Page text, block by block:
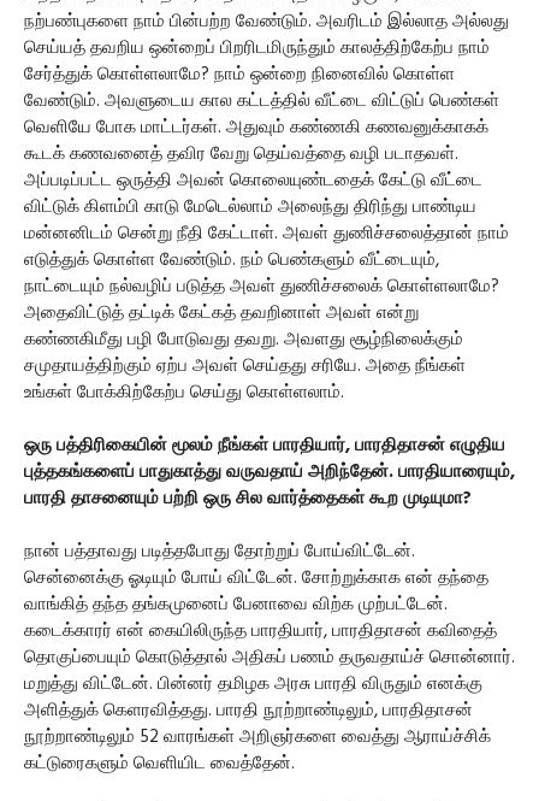
நற்பண்புகளை நாம் பின்பற்ற வேண்டும். அவரிடம் இல்லாத அல்லது
செய்யத் தவறிய ஒன்றைப் பிறரிடமிருந்தும் காலத்திற்கேற்ப நாம்
சேர்த்துக் கொள்ளலாமே? நாம் ஒன்றை நினைவில் கொள்ள
வேண்டும். அவளுடைய கால கட்டத்தில் வீட்டை விட்டுப் பெண்கள்
வெளியே போக மாட்டர்கள். அதுவும் கண்ணகி கணவனுக்காகக்
கூடக் கணவனைத் தவிர வேறு தெய்வத்தை வழி படாதவள்.
அப்படிப்பட்ட ஒருத்தி அவன் கொலையுண்டதைக் கேட்டு வீட்டை
விட்டுக் கிளம்பி காடு மேடெல்லாம் அலைந்து திரிந்து பாண்டிய
மன்னனிடம் சென்று நீதி கேட்டாள். அவள் துணிச்சலைத்தான் நாம்
எடுத்துக் கொள்ள வேண்டும். நம் பெண்களும் வீட்டையும்,
நாட்டையும் நல்வழிப் படுத்த அவள் துணிச்சலைக் கொள்ளலாமே?
அதைவிட்டுத் தட்டிக் கேட்கத் தவறினாள் அவள் என்று
கண்ணகிமீது பழி போடுவது தவறு. அவளது சூழ்நிலைக்கும்
சமுதாயத்திற்கும் ஏற்ப அவள் செய்தது சரியே. அதை நீங்கள்
உங்கள் போக்கிற்கேற்ப செய்து கொள்ளலாம்.
ஒரு பத்திரிகையின் மூலம் நீங்கள் பாரதியார், பாரதிதாசன் எழுதிய
புத்தகங்களைப் பாதுகாத்து வருவதாய் அறிந்தேன். பாரதியாரையும்,
பாரதி தாசனையும் பற்றி ஒரு சில வார்த்தைகள் கூற முடியுமா?
நான் பத்தாவது படித்தபோது தோற்றுப் போய்விட்டேன்.
சென்னைக்கு ஓடியும் போய் விட்டேன். சோற்றுக்காக என் தந்தை
வாங்கித் தந்த தங்கமுனைப் பேனாவை விற்க முற்பட்டேன்.
கடைக்காரர் என் கையிலிருந்த பாரதியார், பாரதிதாசன் கவிதைத்
தொகுப்பையும் கொடுத்தால் அதிகப் பணம் தருவதாய்ச் சொன்னார்.
மறுத்து விட்டேன். பின்னர் தமிழக அரசு பாரதி விருதும் எனக்கு
அளித்துக் கெளரவித்தது. பாரதி நூற்றாண்டிலும், பாரதிதாசன்
நூற்றாண்டிலும் 52 வாரங்கள் அறிஞர்களை வைத்து ஆராய்ச்சிக்
கட்டுரைகளும் வெளியிட வைத்தேன்.